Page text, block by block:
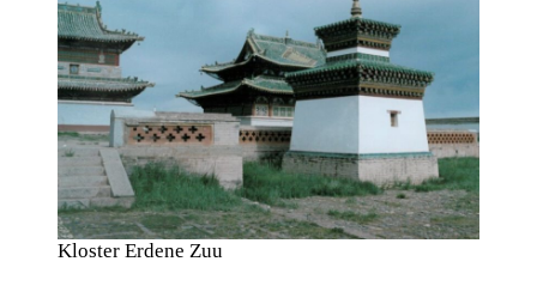
Kloster Erdene Zuu